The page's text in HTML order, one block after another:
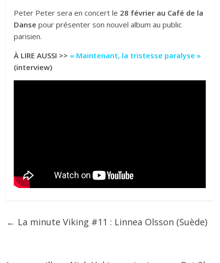
Peter Peter sera en concert le 28 février au Café de la
Danse pour présenter son nouvel album au public
parisien.
À LIRE AUSSI >> « Maintenant, la tristesse paralyse »
(interview)
← La minute Viking #11 : Linnea Olsson (Suède)